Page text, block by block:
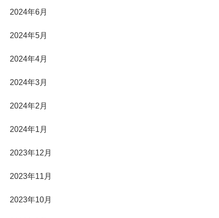
2024年6月
2024年5月
2024年4月
2024年3月
2024年2月
2024年1月
2023年12月
2023年11月
2023年10月